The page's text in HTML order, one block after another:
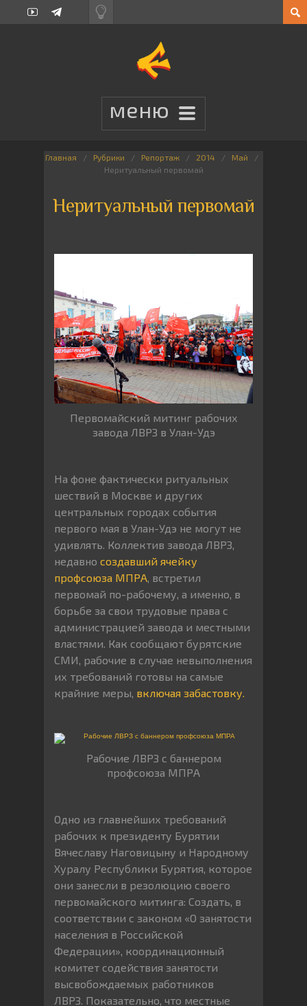
Главная Рубрики Репортаж 2014
Май
Неритуальный первомай
Неритуальный первомай
Первомайский митинг рабочих
завода ЛВРЗ в Улан-Удэ
На фоне фактически ритуальных
шествий в Москве и других
центральных городах события
первого мая в Улан-Удэ не могут не
удивлять. Коллектив завода ЛВРЗ,
недавно создавший ячейку
профсоюза МПРА , встретил
первомай по-рабочему, а именно, в
борьбе за свои трудовые права с
администрацией завода и местными
властями. Как сообщают бурятские
СМИ, рабочие в случае невыполнения
их требований готовы на самые
крайние меры, включая забастовку.
Рабочие ЛВРЗ с баннером
профсоюза МПРА
Одно из главнейших требований
рабочих к президенту Бурятии
Вячеславу Наговицыну и Народному
Хуралу Республики Бурятия, которое
они занесли в резолюцию своего
первомайского митинга: Создать, в
соответствии с законом «О занятости
населения в Российской
Федерации», координационный
комитет содействия занятости
высвобождаемых работников
ЛВРЗ. Показательно, что местные